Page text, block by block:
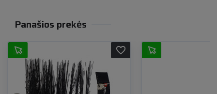
Panašios prekės
favorite_border